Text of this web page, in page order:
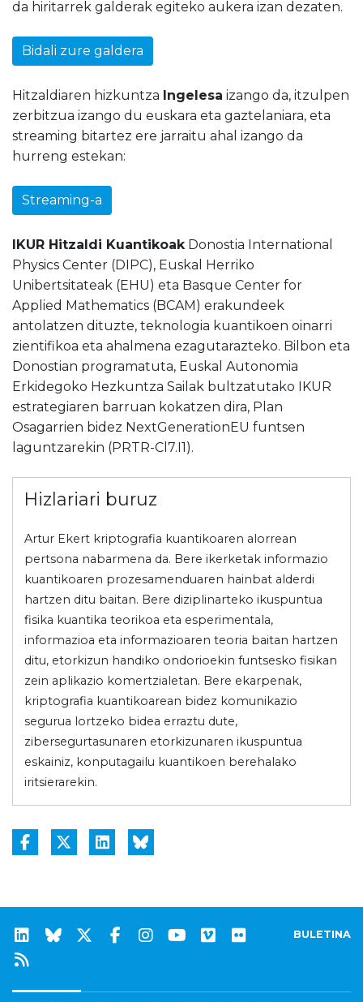
da hiritarrek galderak egiteko aukera izan dezaten.
Bidali zure galdera
Hitzaldiaren hizkuntza Ingelesa izango da, itzulpen
zerbitzua izango du euskara eta gaztelaniara, eta
streaming bitartez ere jarraitu ahal izango da
hurreng estekan:
Streaming-a
IKUR Hitzaldi KuantikoakDonostia International
Physics Center (DIPC), Euskal Herriko
Unibertsitateak (EHU) eta Basque Center for
Applied Mathematics (BCAM) erakundeek
antolatzen dituzte, teknologia kuantikoen oinarri
zientifikoa eta ahalmena ezagutarazteko. Bilbon eta
Donostian programatuta, Euskal Autonomia
Erkidegoko Hezkuntza Sailak bultzatutako IKUR
estrategiaren barruan kokatzen dira, Plan
Osagarrien bidez NextGenerationEU funtsen
laguntzarekin (PRTR-Cl7.I1).
Hizlariari buruz
Artur Ekert kriptografia kuantikoaren alorrean
pertsona nabarmena da. Bere ikerketak informazio
kuantikoaren prozesamenduaren hainbat alderdi
hartzen ditu baitan. Bere diziplinarteko ikuspuntua
fisika kuantika teorikoa eta esperimentala,
informazioa eta informazioaren teoria baitan hartzen
ditu, etorkizun handiko ondorioekin funtsesko fisikan
zein aplikazio komertzialetan. Bere ekarpenak,
kriptografia kuantikoarean bidez komunikazio
segurua lortzeko bidea erraztu dute,
zibersegurtasunaren etorkizunaren ikuspuntua
eskainiz, konputagailu kuantikoen berehalako
iritsierarekin.
BULETINA